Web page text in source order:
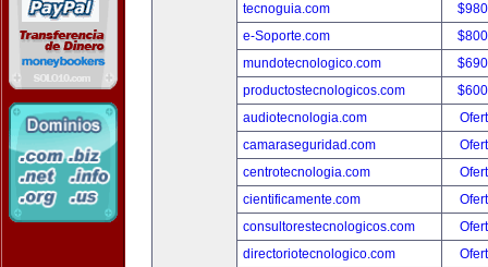
tecnoguia.com
e-Soporte.com
mundotecnologico.com
productostecnologicos.com
audiotecnologia.com
camaraseguridad.com
centrotecnologia.com
cientificamente.com
consultorestecnologicos.com
directoriotecnologico.com